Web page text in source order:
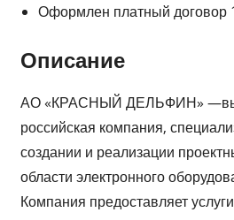
Оформлен платный
Описание
АО «КРАСНЫЙ ДЕЛЬФИН»
российская компания,
создании и реализации
области электронного
Компания предоставляет